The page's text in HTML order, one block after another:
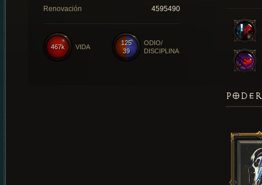
Renovación
4595490
125
39
ODIO/
DISCIPLINA
467k VIDA